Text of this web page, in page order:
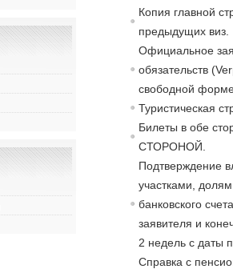
Копия главной
предыдущих виз.
Официальное
обязательств
свободной
Туристическая
Билеты в обе
СТОРОНОЙ.
Подтверждение
участками,
банковского
заявителя и
2 недель с даты
Справка с